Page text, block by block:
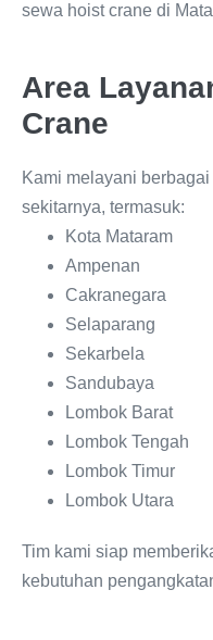
sewa hoist crane di
Area
Crane
Kami melayani
sekitarnya, termasuk:
Kota Mataram
Ampenan
Cakranegara
Selaparang
Sekarbela
Sandubaya
Lombok Barat
Lombok Tengah
Lombok Timur
Lombok Utara
Tim kami siap
kebutuhan